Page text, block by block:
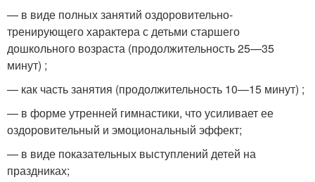
— в виде полных занятий оздоровительно-
тренирующего характера с детьми старшего
дошкольного возраста (продолжительность 25—35
минут) ;
— как часть занятия (продолжительность 10—15 минут) ;
— в форме утренней гимнастики, что усиливает ее
оздоровительный и эмоциональный эффект;
— в виде показательных выступлений детей на
праздниках;